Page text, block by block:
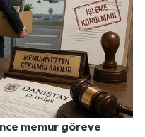
memur göreve